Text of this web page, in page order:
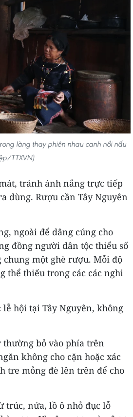
làng thay phiên nhau canh nồi nấu
TTXVN)
tránh ánh nắng trực tiếp
dùng. Rượu cần Tây Nguyên
ngoài để dâng cúng cho
đồng người dân tộc thiểu số
chung một ghè rượu. Mỗi độ
thể thiếu trong các các nghi
hội tại Tây Nguyên, không
bỏ vào phía trên
không cho cặn hoặc xác
tre mỏng đè lên trên để cho
trúc, nứa, lồ ô nhỏ đục lỗ